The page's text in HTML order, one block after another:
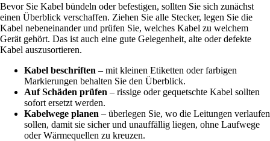
Bevor Sie Kabel bündeln oder befestigen, sollten Sie sich zunächst
einen Überblick verschaffen. Ziehen Sie alle Stecker, legen Sie die
Kabel nebeneinander und prüfen Sie, welches Kabel zu welchem
Gerät gehört. Das ist auch eine gute Gelegenheit, alte oder defekte
Kabel auszusortieren.
Kabel beschriften – mit kleinen Etiketten oder farbigen
Markierungen behalten Sie den Überblick.
Auf Schäden prüfen – rissige oder gequetschte Kabel sollten
sofort ersetzt werden.
Kabelwege planen – überlegen Sie, wo die Leitungen verlaufen
sollen, damit sie sicher und unauffällig liegen, ohne Laufwege
oder Wärmequellen zu kreuzen.